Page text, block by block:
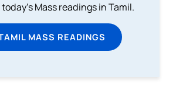
Mass readings in Tamil.
MASS READINGS